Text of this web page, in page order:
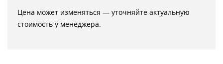
Цена может изменяться — уточняйте актуальную
стоимость у менеджера.